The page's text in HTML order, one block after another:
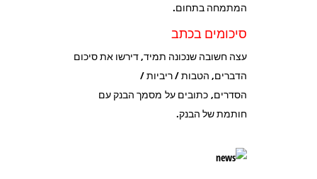
המתמחה בתחום.
סיכומים בכתב
עצה חשובה שנכונה תמיד, דירשו את סיכום
הדברים, הטבות / ריביות /
הסדרים, כתובים על מסמך הבנק עם
חותמת של הבנק.